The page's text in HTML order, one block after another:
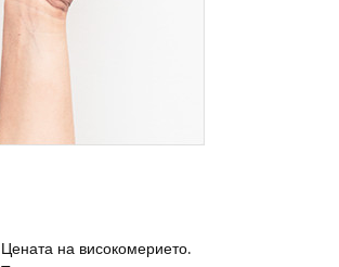
Цената на високомерието.